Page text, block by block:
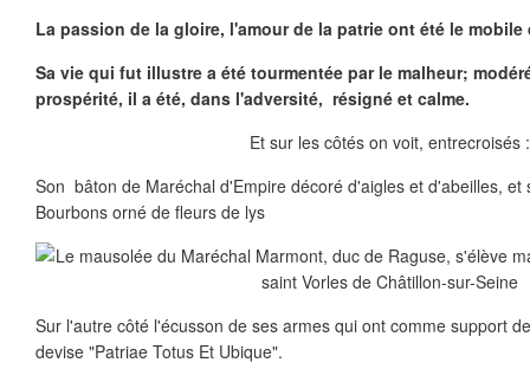
La passion de la gloire, l'amour de la patrie ont été le
Sa vie qui fut illustre a été tourmentée par le malheur;
prospérité, il a été, dans l'adversité, résigné et calme.
Et sur les côtés on voit, entrecroisés :
Son bâton de Maréchal d'Empire décoré d'aigles et d'abeilles, et
Bourbons orné de fleurs de lys
Sur l'autre côté l'écusson de ses armes qui ont comme support
devise "Patriae Totus Et Ubique".